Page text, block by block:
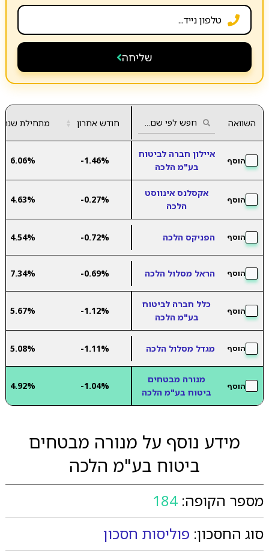
שליחה
השוואה חודש אחרון ▲
▼ מתחילת שנה
הוסף
איילון חברה לביטוח
בע"מ הלכה
-1.46%
6.06%
הוסף
אקסלנס אינווסט
הלכה
-0.27%
4.63%
הוסף הפניקס הלכה -0.72%
4.54%
הוסף הראל מסלול הלכה -0.69%
7.34%
הוסף
כלל חברה לביטוח
בע"מ הלכה
-1.12%
5.67%
הוסף מגדל מסלול הלכה -1.11%
5.08%
הוסף
מנורה מבטחים
ביטוח בע"מ הלכה
-1.04%
4.92%
מידע נוסף על מנורה מבטחים
ביטוח בע"מ הלכה
מספר הקופה: 184
סוג החסכון: פוליסות חסכון